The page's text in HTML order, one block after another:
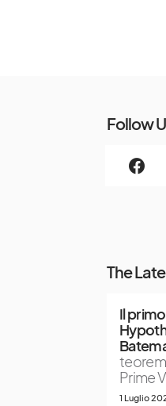
Follow
The
Il
Prime
1 Luglio